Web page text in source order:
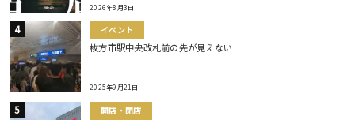
2026年8月3日
イベント
枚方市駅中央改札前の先が見えない
2025年9月21日
開店・閉店